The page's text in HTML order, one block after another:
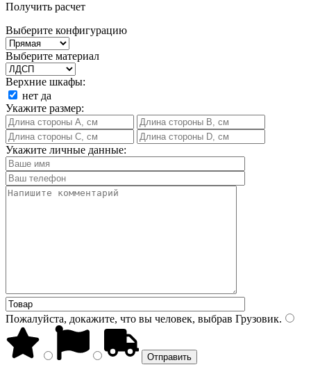
Получить расчет
Выберите конфигурацию
Выберите материал
Верхние шкафы:
нет да
Укажите размер:
Укажите личные данные:
Пожалуйста, докажите, что вы человек, выбрав Грузовик.